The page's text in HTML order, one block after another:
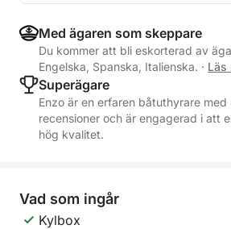
Med ägaren som skeppare
Du kommer att bli eskorterad av
Engelska, Spanska, Italienska. · Läs
Superägare
Enzo är en erfaren båtuthyrare med
recensioner och är engagerad i att
hög kvalitet.
Vad som ingår
Kylbox